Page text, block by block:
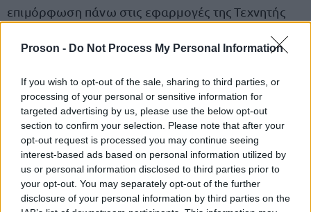
Proson - Do Not Process My Personal Information
If you wish to opt-out of the sale, sharing to third parties, or
processing of your personal or sensitive information for
targeted advertising by us, please use the below opt-out
section to confirm your selection. Please note that after your
opt-out request is processed you may continue seeing
interest-based ads based on personal information utilized by
us or personal information disclosed to third parties prior to
your opt-out. You may separately opt-out of the further
disclosure of your personal information by third parties on the
επιμόρφωση πάνω στις εφαρμογές της Τεχνητής
βήμα επαγγελματικής εξέλιξης.
Εξειδίκευση με τη σφραγίδα του
Πανεπιστημίου Πατρών
Το πρόγραμμα « Εφαρμογές Τεχνητής Νοημοσύνης
σε Οργανισμούς και Επιχειρήσεις» υλοποιείται εξ
ολοκλήρου εξ αποστάσεως και ασύγχρονα, έχει
διάρκεια 4 μήνες (200 ώρες) και αποδίδει 8 ECTS.